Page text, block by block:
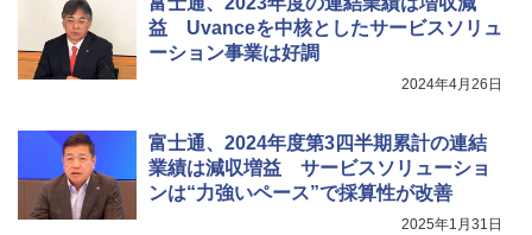
益 Uvanceを中核としたサービスソリュ
ーション事業は好調
2024年4月26日
富士通、2024年度第3四半期累計の連結
業績は減収増益 サービスソリューショ
ンは“力強いペース”で採算性が改善
2025年1月31日